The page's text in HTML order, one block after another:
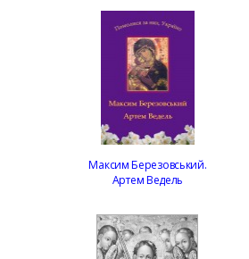
Максим Березовський.
Артем Ведель